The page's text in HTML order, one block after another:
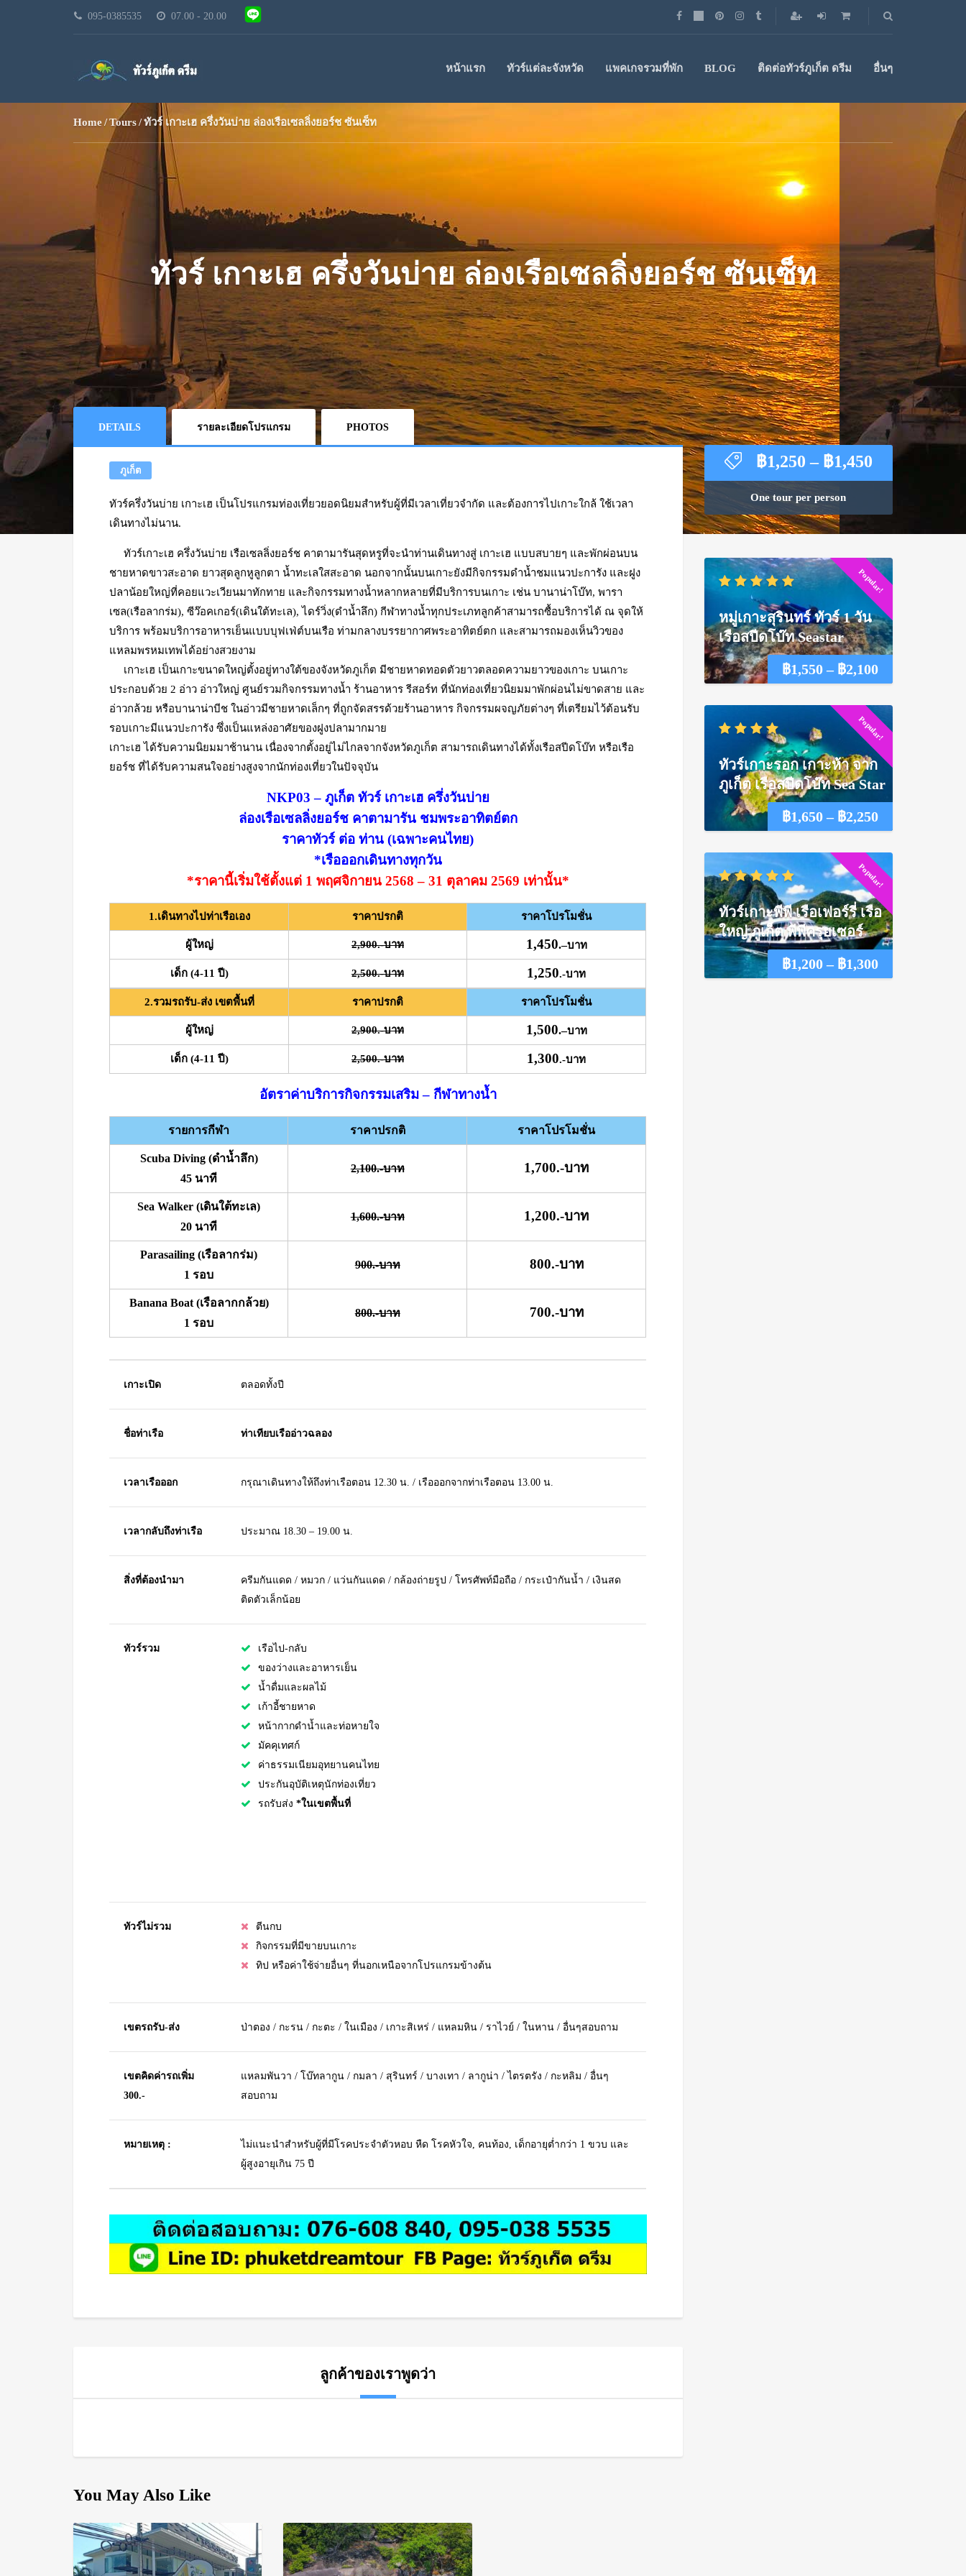
095-0385535 07.00 - 20.00
หน้าแรก ทัวร์แต่ละจังหวัด แพคเกจรวมที่พัก BLOG ติดต่อทัวร์ภูเก็ต ดรีม อื่นๆ
Home Tours ทัวร์ เกาะเฮ ครึ่งวันบ่าย ล่องเรือเซลลิ่งยอร์ช ซันเซ็ท
ทัวร์ เกาะเฮ ครึ่งวันบ่าย ล่องเรือเซลลิ่งยอร์ช ซันเซ็ท
DETAILS รายละเอียดโปรแกรม PHOTOS
ภูเก็ต
ทัวร์ครึ่งวันบ่าย เกาะเฮ เป็นโปรแกรมท่องเที่ยวยอดนิยมสำหรับผู้ที่มีเวลาเที่ยวจำกัด และต้องการไปเกาะใกล้ ใช้เวลา
เดินทางไม่นาน.
ทัวร์เกาะเฮ ครึ่งวันบ่าย เรือเซลลิ่งยอร์ช คาตามารันสุดหรูที่จะนำท่านเดินทางสู่ เกาะเฮ แบบสบายๆ และพักผ่อนบน
ชายหาดขาวสะอาด ยาวสุดลูกหูลูกตา น้ำทะเลใสสะอาด นอกจากนั้นบนเกาะยังมีกิจกรรมดำน้ำชมแนวปะการัง และฝูง
ปลาน้อยใหญ่ที่คอยแวะเวียนมาทักทาย และกิจกรรมทางน้ำหลากหลายที่มีบริการบนเกาะ เช่น บานาน่าโบ๊ท, พารา
เซล(เรือลากร่ม), ซีว๊อคเกอร์(เดินใต้ทะเล), ไดร์วิ่ง(ดำน้ำลึก) กีฬาทางน้ำทุกประเภทลูกค้าสามารถซื้อบริการได้ ณ จุดให้
บริการ พร้อมบริการอาหารเย็นแบบบุฟเฟ่ต์บนเรือ ท่ามกลางบรรยากาศพระอาทิตย์ตก และสามารถมองเห็นวิวของ
แหลมพรหมเทพได้อย่างสวยงาม
เกาะเฮ เป็นเกาะขนาดใหญ่ตั้งอยู่ทางใต้ของจังหวัดภูเก็ต มีชายหาดทอดตัวยาวตลอดความยาวของเกาะ บนเกาะ
ประกอบด้วย 2 อ่าว อ่าวใหญ่ ศูนย์รวมกิจกรรมทางน้ำ ร้านอาหาร รีสอร์ท ที่นักท่องเที่ยวนิยมมาพักผ่อนไม่ขาดสาย และ
อ่าวกล้วย หรือบานาน่าบีช ในอ่าวมีชายหาดเล็กๆ ที่ถูกจัดสรรด้วยร้านอาหาร กิจกรรมผจญภัยต่างๆ ที่เตรียมไว้ต้อนรับ
รอบเกาะมีแนวปะการัง ซึ่งเป็นแหล่งอาศัยของฝูงปลามากมาย
เกาะเฮ ได้รับความนิยมมาช้านาน เนื่องจากตั้งอยู่ไม่ไกลจากจังหวัดภูเก็ต สามารถเดินทางได้ทั้งเรือสปีดโบ๊ท หรือเรือ
ยอร์ช ที่ได้รับความสนใจอย่างสูงจากนักท่องเที่ยวในปัจจุบัน
NKP03 – ภูเก็ต ทัวร์ เกาะเฮ ครึ่งวันบ่าย
ล่องเรือเซลลิ่งยอร์ช คาตามารัน ชมพระอาทิตย์ตก
ราคาทัวร์ ต่อ ท่าน (เฉพาะคนไทย)
*เรือออกเดินทางทุกวัน
*ราคานี้เริ่มใช้ตั้งแต่ 1 พฤศจิกายน 2568 – 31 ตุลาคม 2569 เท่านั้น*
1.เดินทางไปท่าเรือเอง ราคาปรกติ ราคาโปรโมชั่น
ผู้ใหญ่ 2,900.-บาท 1,450.–บาท
เด็ก (4-11 ปี) 2,500.-บาท 1,250.-บาท
2.รวมรถรับ-ส่ง เขตพื้นที่ ราคาปรกติ ราคาโปรโมชั่น
ผู้ใหญ่ 2,900.-บาท 1,500.–บาท
เด็ก (4-11 ปี) 2,500.-บาท 1,300.-บาท
อัตราค่าบริการกิจกรรมเสริม – กีฬาทางน้ำ
รายการกีฬา ราคาปรกติ ราคาโปรโมชั่น
Scuba Diving (ดำน้ำลึก)
45 นาที
2,100.-บาท 1,700.-บาท
Sea Walker (เดินใต้ทะเล)
20 นาที
1,600.-บาท 1,200.-บาท
Parasailing (เรือลากร่ม)
1 รอบ
900.-บาท 800.-บาท
Banana Boat (เรือลากกล้วย)
1 รอบ
800.-บาท 700.-บาท
เกาะเปิด ตลอดทั้งปี
ชื่อท่าเรือ ท่าเทียบเรืออ่าวฉลอง
เวลาเรือออก กรุณาเดินทางให้ถึงท่าเรือตอน 12.30 น. / เรือออกจากท่าเรือตอน 13.00 น.
เวลากลับถึงท่าเรือ ประมาณ 18.30 – 19.00 น.
สิ่งที่ต้องนำมา
ครีมกันแดด / หมวก / แว่นกันแดด / กล้องถ่ายรูป / โทรศัพท์มือถือ / กระเป๋ากันน้ำ / เงินสด
ติดตัวเล็กน้อย
ทัวร์รวม
เรือไป-กลับ
ของว่างและอาหารเย็น
น้ำดื่มและผลไม้
เก้าอี้ชายหาด
หน้ากากดำน้ำและท่อหายใจ
มัคคุเทศก์
ค่าธรรมเนียมอุทยานคนไทย
ประกันอุบัติเหตุนักท่องเที่ยว
รถรับส่ง *ในเขตพื้นที่
ทัวร์ไม่รวม
ตีนกบ
กิจกรรมที่มีขายบนเกาะ
ทิป หรือค่าใช้จ่ายอื่นๆ ที่นอกเหนือจากโปรแกรมข้างต้น
เขตรถรับ-ส่ง ป่าตอง / กะรน / กะตะ / ในเมือง / เกาะสิเหร่ / แหลมหิน / ราไวย์ / ในหาน / อื่นๆสอบถาม
เขตคิดค่ารถเพิ่ม
300.-
แหลมพันวา / โบ๊ทลากูน / กมลา / สุรินทร์ / บางเทา / ลากูน่า / ไตรตรัง / กะหลิม / อื่นๆ
สอบถาม
หมายเหตุ :
ไม่แนะนำสำหรับผู้ที่มีโรคประจำตัวหอบ หืด โรคหัวใจ, คนท้อง, เด็กอายุต่ำกว่า 1 ขวบ และ
ผู้สูงอายุเกิน 75 ปี
ลูกค้าของเราพูดว่า
You May Also Like
฿1,250 – ฿1,450Price
range:
through
฿1,450
One tour per person
Popular!
฿1,550 – ฿2,100Price
฿1,550
through
฿2,100
หมู่เกาะสุรินทร์ ทัวร์ 1 วัน
เรือสปีดโบ๊ท Seastar
Popular!
฿1,650 – ฿2,250Price
฿1,650
through
฿2,250
ทัวร์เกาะรอก เกาะห้า จาก
ภูเก็ต เรือสปีดโบ๊ท Sea Star
Popular!
฿1,200 – ฿1,300Price
ทัวร์เกาะพีพี เรือเฟอร์รี่ เรือ
ใหญ่ ภูเก็ต พีพีครุยเซอร์